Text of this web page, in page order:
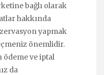
bağlı olarak
hakkında
yapmak
önemlidir.
ödeme ve iptal
da